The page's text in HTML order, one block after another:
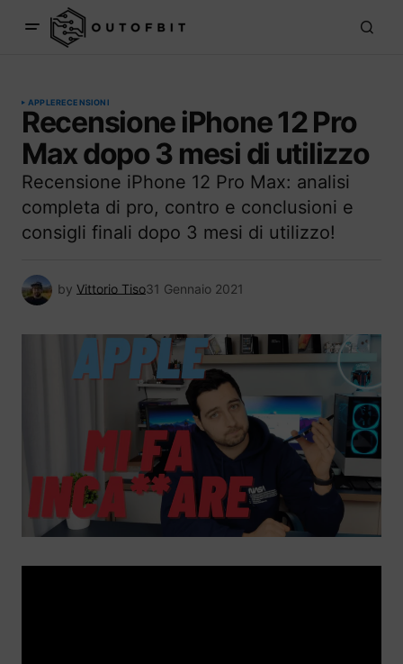
APPLERECENSIONI
Recensione iPhone 12 Pro
Max dopo 3 mesi di utilizzo
Recensione iPhone 12 Pro Max: analisi
completa di pro, contro e conclusioni e
consigli finali dopo 3 mesi di utilizzo!
by Vittorio Tiso31 Gennaio 2021